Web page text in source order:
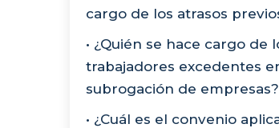
cargo de los atrasos
• ¿Quién se hace cargo de
trabajadores excedentes
subrogación de empresas?
• ¿Cuál es el convenio